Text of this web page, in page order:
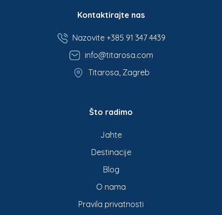
Kontaktirajte nas
Nazovite +385 91 347 4439
info@titarosa.com
Titarosa, Zagreb
Što radimo
Jahte
Destinacije
Blog
O nama
Pravila privatnosti